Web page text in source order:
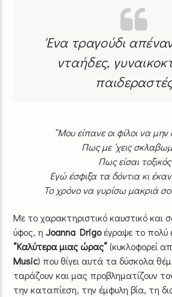
Ένα τραγούδι
νταήδες,
“Μου είπανε οι φίλοι να
Πως με ‘χεις
Πως είσαι τοξικός
Εγώ έσφιξα τα δόντια κι
Το χρόνο να γυρίσω μακριά
Με το χαρακτηριστικό καυστικό και
ύφος, ηJoanna Drigoέγραψε το πολύ
“Καλύτερα μιας ώρας”(κυκλοφορεί
Music) που θίγει αυτά τα δύσκολα
ταράζουν και μας προβληματίζουν
την καταπίεση, την έμφυλη βία, τη